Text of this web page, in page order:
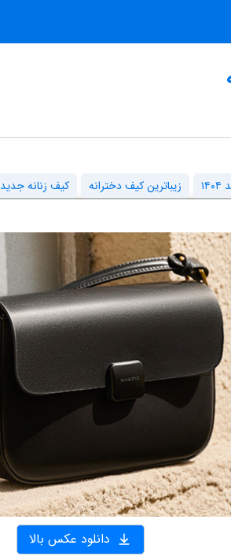
زیباترین کیف دخترانه کیف زنانه جدید
دانلود عکس بالا